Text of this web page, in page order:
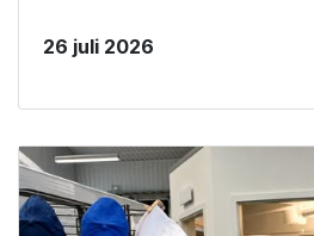
26 juli 2026